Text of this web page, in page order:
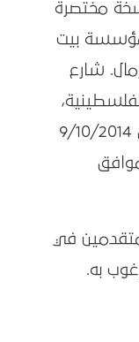
مختصرة
بيت
شارع
ابتداءً من يوم الخميس الموافق 9/10/2014
في
به.